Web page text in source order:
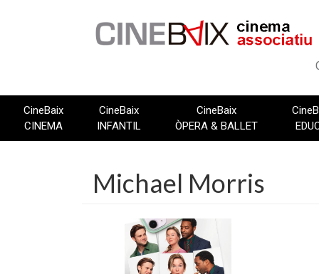
CineBaix
CINEMA
CineBaix
INFANTIL
CineBaix
ÒPERA & BALLET
Michael Morris